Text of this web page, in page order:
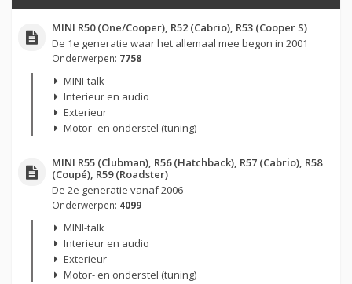
MINI R50 (One/Cooper), R52 (Cabrio), R53 (Cooper S)
De 1e generatie waar het allemaal mee begon in 2001
Onderwerpen: 7758
MINI-talk
Interieur en audio
Exterieur
Motor- en onderstel (tuning)
MINI R55 (Clubman), R56 (Hatchback), R57 (Cabrio), R58
(Coupé), R59 (Roadster)
De 2e generatie vanaf 2006
Onderwerpen: 4099
MINI-talk
Interieur en audio
Exterieur
Motor- en onderstel (tuning)